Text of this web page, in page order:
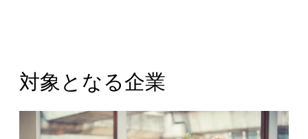
対象となる企業